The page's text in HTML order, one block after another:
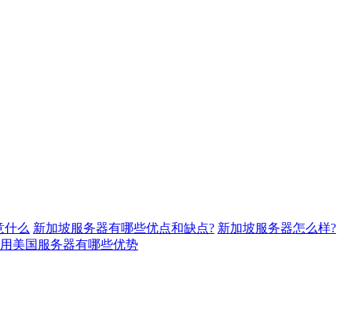
什么 新加坡服务器有哪些优点和缺点? 新加坡服务器怎么样?
美国服务器有哪些优势